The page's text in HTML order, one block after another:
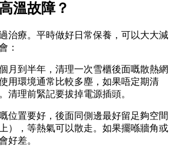
溫故障？
治療。平時做好日常保養，可以大大減
：
月到半年，清理一次雪櫃後面嘅散熱網
用環境通常比較多塵，如果唔定期清
清理前緊記要拔掉電源插頭。
位置要好，後面同側邊最好留足夠空間
），等熱氣可以散走。如果擺喺牆角或
好差。